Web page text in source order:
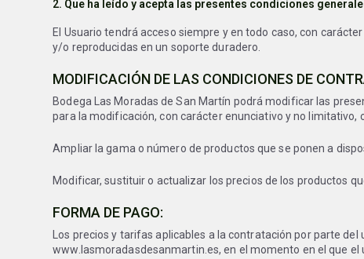
Que ha leído y acepta las presentes condiciones
El Usuario tendrá acceso siempre y en todo caso, con
y/o reproducidas en un soporte duradero.
MODIFICACIÓN DE LAS CONDICIONES DE
Bodega Las Moradas de San Martín podrá modificar las
para la modificación, con carácter enunciativo y no limitativo,
Ampliar la gama o número de productos que se ponen a
Modificar, sustituir o actualizar los precios de los productos
FORMA DE PAGO:
Los precios y tarifas aplicables a la contratación por parte del
www.lasmoradasdesanmartin.es, en el momento en el que